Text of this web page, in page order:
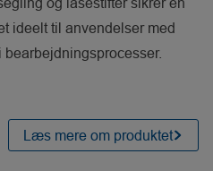
ideelt til anvendelser med
Læs mere om produktet